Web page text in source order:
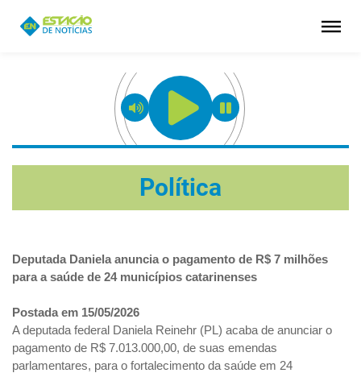
Política
Deputada Daniela anuncia o pagamento de R$ 7 milhões
para a saúde de 24 municípios catarinenses
Postada em 15/05/2026
A deputada federal Daniela Reinehr (PL) acaba de anunciar o
pagamento de R$ 7.013.000,00, de suas emendas
parlamentares, para o fortalecimento da saúde em 24